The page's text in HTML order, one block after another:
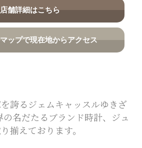
店舗詳細はこちら
ップで現在地からアクセス
誇るジェムキャッスルゆきざ
名だたるブランド時計、ジュ
揃えております。